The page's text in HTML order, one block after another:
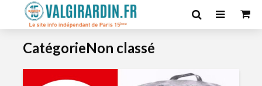
CatégorieNon classé